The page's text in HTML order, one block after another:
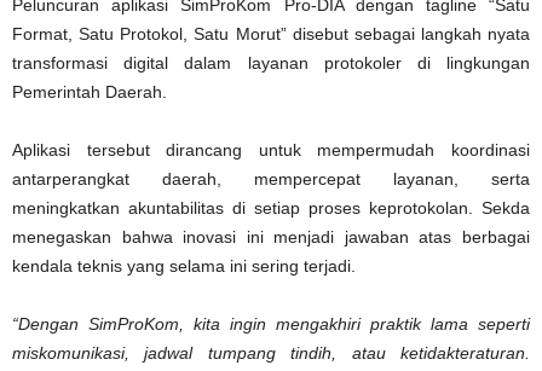
Peluncuran aplikasi SimProKom Pro-DIA dengan tagline “Satu
Format, Satu Protokol, Satu Morut” disebut sebagai langkah nyata
transformasi digital dalam layanan protokoler di lingkungan
Pemerintah Daerah.
Aplikasi tersebut dirancang untuk mempermudah koordinasi
antarperangkat daerah, mempercepat layanan, serta
meningkatkan akuntabilitas di setiap proses keprotokolan. Sekda
menegaskan bahwa inovasi ini menjadi jawaban atas berbagai
kendala teknis yang selama ini sering terjadi.
“Dengan SimProKom, kita ingin mengakhiri praktik lama seperti
miskomunikasi, jadwal tumpang tindih, atau ketidakteraturan.